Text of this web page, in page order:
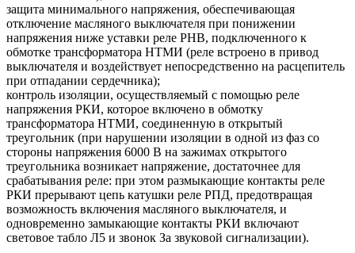
защита минимального напряжения, обеспечивающая
отключение масляного выключателя при понижении
напряжения ниже уставки реле РНВ, подключенного к
обмотке трансформатора НТМИ (реле встроено в привод
выключателя и воздействует непосредственно на расцепитель
при отпадании сердечника);
контроль изоляции, осуществляемый с помощью реле
напряжения РКИ, которое включено в обмотку
трансформатора НТМИ, соединенную в открытый
треугольник (при нарушении изоляции в одной из фаз со
стороны напряжения 6000 В на зажимах открытого
треугольника возникает напряжение, достаточнее для
срабатывания реле: при этом размыкающие контакты реле
РКИ прерывают цепь катушки реле РПД, предотвращая
возможность включения масляного выключателя, и
одновременно замыкающие контакты РКИ включают
световое табло Л5 и звонок За звуковой сигнализации).